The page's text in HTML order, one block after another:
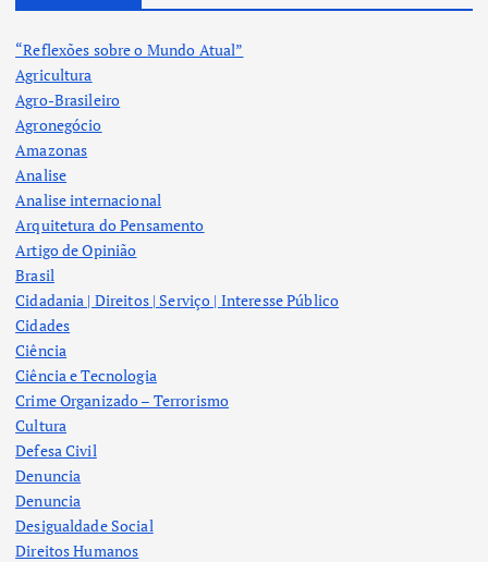
“Reflexões sobre o Mundo Atual”
Agricultura
Agro-Brasileiro
Agronegócio
Amazonas
Analise
Analise internacional
Arquitetura do Pensamento
Artigo de Opinião
Brasil
Cidadania | Direitos | Serviço | Interesse Público
Cidades
Ciência
Ciência e Tecnologia
Crime Organizado – Terrorismo
Cultura
Defesa Civil
Denuncia
Denuncia
Desigualdade Social
Direitos Humanos